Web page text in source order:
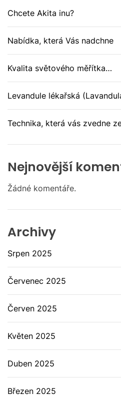
Chcete Akita inu?
Nabídka, která Vás nadchne
Kvalita světového měřítka…
Levandule lékařská
Technika, která vás zvedne
Nejnovější
Žádné komentáře.
Archivy
Srpen 2025
Červenec 2025
Červen 2025
Květen 2025
Duben 2025
Březen 2025